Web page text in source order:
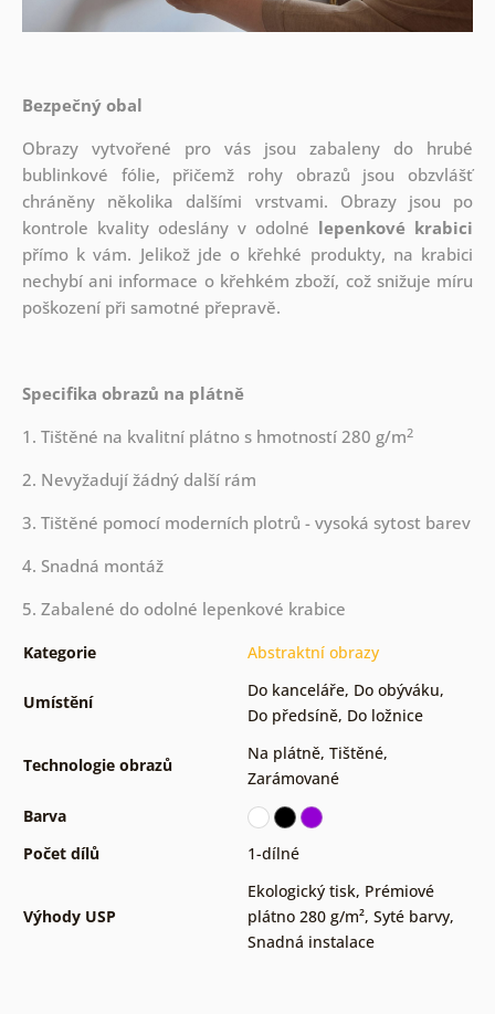
Bezpečný obal
Obrazy vytvořené pro vás jsou zabaleny do hrubé
bublinkové fólie, přičemž rohy obrazů jsou obzvlášť
chráněny několika dalšími vrstvami. Obrazy jsou po
kontrole kvality odeslány v odolné lepenkové krabici
přímo k vám. Jelikož jde o křehké produkty, na krabici
nechybí ani informace o křehkém zboží, což snižuje míru
poškození při samotné přepravě.
Specifika obrazů na plátně
1. Tištěné na kvalitní plátno s hmotností 280 g/m2
2. Nevyžadují žádný další rám
3. Tištěné pomocí moderních plotrů - vysoká sytost barev
4. Snadná montáž
5. Zabalené do odolné lepenkové krabice
Kategorie Abstraktní obrazy
Umístění
Do kanceláře, Do obýváku,
Do předsíně, Do ložnice
Technologie obrazů
Na plátně, Tištěné,
Zarámované
Barva
Počet dílů
1-dílné
Výhody USP
Ekologický tisk, Prémiové
plátno 280 g/m², Syté barvy,
Snadná instalace